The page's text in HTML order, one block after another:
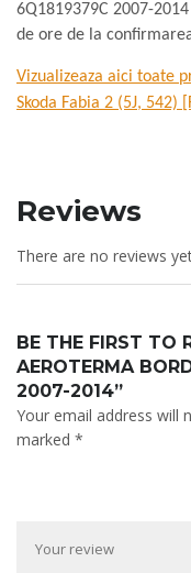
6Q1819379C 2007-
de ore de la
Vizualizeaza aici toate
Skoda Fabia 2 (5J, 542)
Reviews
There are no reviews
BE THE FIRST TO
AEROTERMA
2007-2014”
Your email address will
marked *